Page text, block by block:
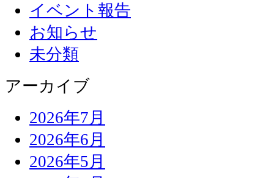
イベント報告
お知らせ
未分類
アーカイブ
2026年7月
2026年6月
2026年5月